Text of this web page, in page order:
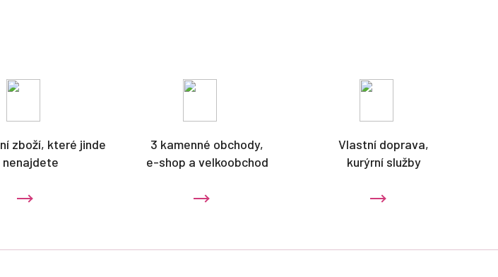
zboží, které jinde
nenajdete
3 kamenné obchody,
e-shop a velkoobchod
Vlastní doprava,
kurýrní služby